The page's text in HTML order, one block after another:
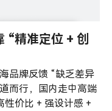
“精准定位 + 创
品牌反馈 “缺乏差异
而行，国内走中高端
性价比 + 强设计感 +